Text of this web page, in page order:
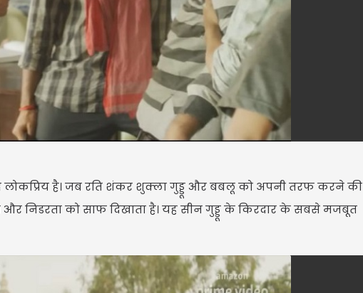
है। जब रति शंकर शुक्ला गुड्डू और बबलू को अपनी तरफ करने की
और निडरता को साफ दिखाता है। यह सीन गुड्डू के किरदार के सबसे मजबूत